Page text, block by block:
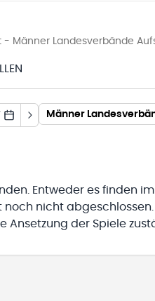
- Männer Landesverbände
Männer
Entweder es finden
noch nicht
Ansetzung der Spiele